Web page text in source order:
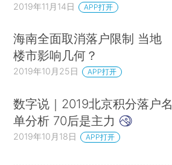
2019年11月14日 APP打开
海南全面取消落户限制 当地
楼市影响几何？
2019年10月25日 APP打开
数字说｜2019北京积分落户名
单分析 70后是主力
2019年10月18日 APP打开